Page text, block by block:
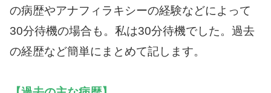
の病歴やアナフィラキシーの経験などによって
30分待機の場合も。私は30分待機でした。過去
の経歴など簡単にまとめて記します。